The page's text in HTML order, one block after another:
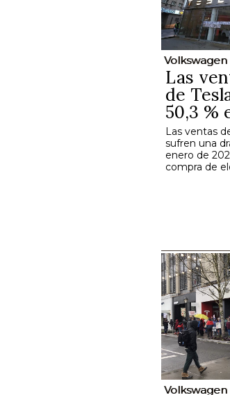
Volkswagen
Las
de
50,3 %
Las ventas
sufren una
enero de
compra de
Volkswagen